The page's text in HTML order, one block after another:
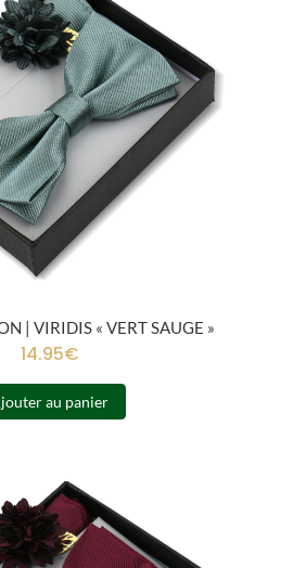
| VIRIDIS « VERT SAUGE »
14.95€
au panier